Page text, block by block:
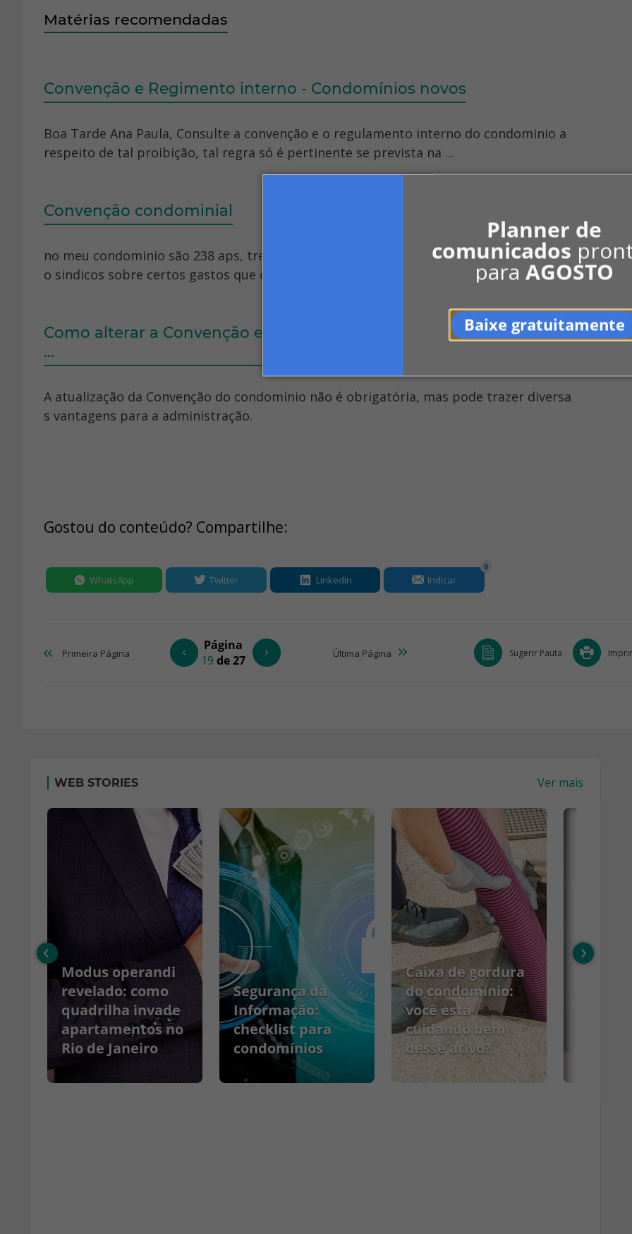
Planner de
comunicados
paraAGOSTO
Baixe gratuitamente
Matérias recomendadas
Convenção e Regimento interno - Condomínios novos
Boa Tarde Ana Paula, Consulte a convenção e o regulamento interno do condominio a
respeito de tal proibição, tal regra só é pertinente se prevista na ...
Convenção condominial
no meu condominio são 238 aps, treze pessoas fizeram um documento perguntando a
o sindicos sobre certos gastos que estava acima do que nossa convenção, ...
Como alterar a Convenção e Regulamento interno do condomínio
...
A atualização da Convenção do condomínio não é obrigatória, mas pode trazer diversa
s vantagens para a administração.
Gostou do conteúdo? Compartilhe:
WhatsApp Twitter LinkedIn Indicar
0
Primeira Página
Página
19 de 27 Última Página Sugerir Pauta
WEB STORIES Ver mais
Modus operandi
revelado: como
quadrilha invade
apartamentos no
Rio de Janeiro
Segurança da
Informação:
checklist para
condomínios
Caixa de gordura
do condomínio:
você está
cuidando bem
desse ativo?
‹ ›